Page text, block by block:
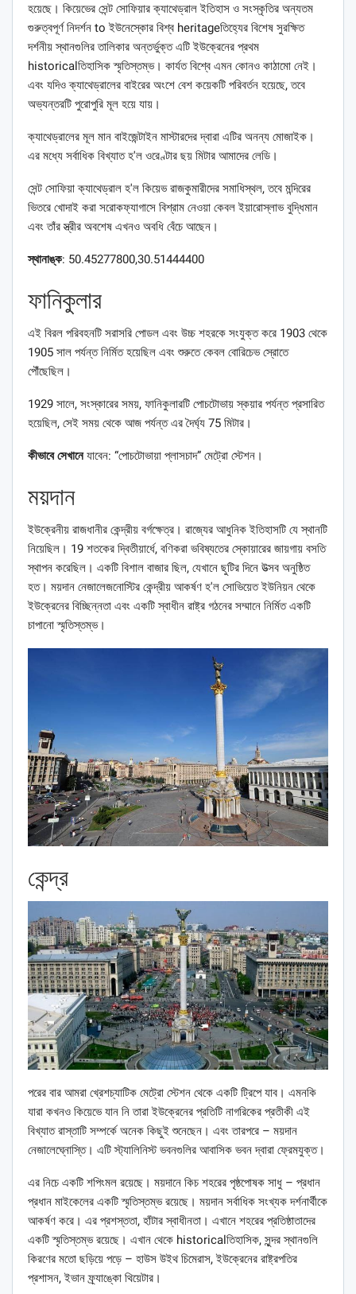
হয়েছে। কিয়েভের সেন্ট সোফিয়ার ক্যাথেড্রাল ইতিহাস ও সংস্কৃতির অন্যতম
গুরুত্বপূর্ণ নিদর্শন to ইউনেস্কোর বিশ্ব heritageতিহ্যের বিশেষ সুরক্ষিত
দর্শনীয় স্থানগুলির তালিকার অন্তর্ভুক্ত এটি ইউক্রেনের প্রথম
historicalতিহাসিক স্মৃতিস্তম্ভ। কার্যত বিশ্বে এমন কোনও কাঠামো নেই।
এবং যদিও ক্যাথেড্রালের বাইরের অংশে বেশ কয়েকটি পরিবর্তন হয়েছে, তবে
অভ্যন্তরটি পুরোপুরি মূল হয়ে যায়।
ক্যাথেড্রালের মূল মান বাইজেন্টাইন মাস্টারদের দ্বারা এটির অনন্য মোজাইক।
এর মধ্যে সর্বাধিক বিখ্যাত হ'ল ওরেণ্টার ছয় মিটার আমাদের লেডি।
সেন্ট সোফিয়া ক্যাথেড্রাল হ'ল কিয়েভ রাজকুমারীদের সমাধিস্থল, তবে মন্দিরের
ভিতরে খোদাই করা সরোকফ্যাগাসে বিশ্রাম নেওয়া কেবল ইয়ারোস্লাভ বুদ্ধিমান
এবং তাঁর স্ত্রীর অবশেষ এখনও অবধি বেঁচে আছেন।
স্থানাঙ্ক: 50.45277800,30.51444400
ফানিকুলার
এই বিরল পরিবহনটি সরাসরি পোডল এবং উচ্চ শহরকে সংযুক্ত করে 1903 থেকে
1905 সাল পর্যন্ত নির্মিত হয়েছিল এবং শুরুতে কেবল বোরিচেভ স্রোতে
পৌঁছেছিল।
1929 সালে, সংস্কারের সময়, ফানিকুলারটি পোচটোভায় স্কয়ার পর্যন্ত প্রসারিত
হয়েছিল, সেই সময় থেকে আজ পর্যন্ত এর দৈর্ঘ্য 75 মিটার।
কীভাবে সেখানেযাবেন: “পোচটোভায়া প্লাসচাদ” মেট্রো স্টেশন।
ময়দান
ইউক্রেনীয় রাজধানীর কেন্দ্রীয় বর্গক্ষেত্র। রাজ্যের আধুনিক ইতিহাসটি যে স্থানটি
নিয়েছিল। 19 শতকের দ্বিতীয়ার্ধে, বণিকরা ভবিষ্যতের স্কোয়ারের জায়গায় বসতি
স্থাপন করেছিল। একটি বিশাল বাজার ছিল, যেখানে ছুটির দিনে উত্সব অনুষ্ঠিত
হত। ময়দান নেজালেজনোস্টির কেন্দ্রীয় আকর্ষণ হ'ল সোভিয়েত ইউনিয়ন থেকে
ইউক্রেনের বিচ্ছিন্নতা এবং একটি স্বাধীন রাষ্ট্র গঠনের সম্মানে নির্মিত একটি
চাপানো স্মৃতিস্তম্ভ।
কেন্দ্র
পরের বার আমরা খ্রেশচ্যাটিক মেট্রো স্টেশন থেকে একটি ট্রিপে যাব। এমনকি
যারা কখনও কিয়েভে যান নি তারা ইউক্রেনের প্রতিটি নাগরিকের প্রতীকী এই
বিখ্যাত রাস্তাটি সম্পর্কে অনেক কিছুই শুনেছেন। এবং তারপরে – ময়দান
নেজালেঘ্নোস্তি। এটি স্ট্যালিনিস্ট ভবনগুলির আবাসিক ভবন দ্বারা ফ্রেমযুক্ত।
এর নিচে একটি শপিংমল রয়েছে। ময়দানে কিচ শহরের পৃষ্ঠপোষক সাধু – প্রধান
প্রধান মাইকেলের একটি স্মৃতিস্তম্ভ রয়েছে। ময়দান সর্বাধিক সংখ্যক দর্শনার্থীকে
আকর্ষণ করে। এর প্রশস্ততা, হাঁটার স্বাধীনতা। এখানে শহরের প্রতিষ্ঠাতাদের
একটি স্মৃতিস্তম্ভ রয়েছে। এখান থেকে historicalতিহাসিক, সুন্দর স্থানগুলি
কিরণের মতো ছড়িয়ে পড়ে – হাউস উইথ চিমেরাস, ইউক্রেনের রাষ্ট্রপতির
প্রশাসন, ইভান ফ্র্যাঙ্কো থিয়েটার।